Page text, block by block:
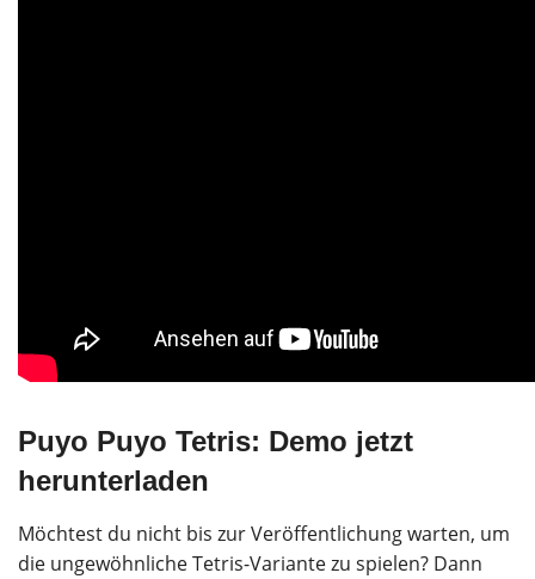
Puyo Puyo Tetris: Demo jetzt
herunterladen
Möchtest du nicht bis zur Veröffentlichung warten, um
die ungewöhnliche Tetris-Variante zu spielen? Dann